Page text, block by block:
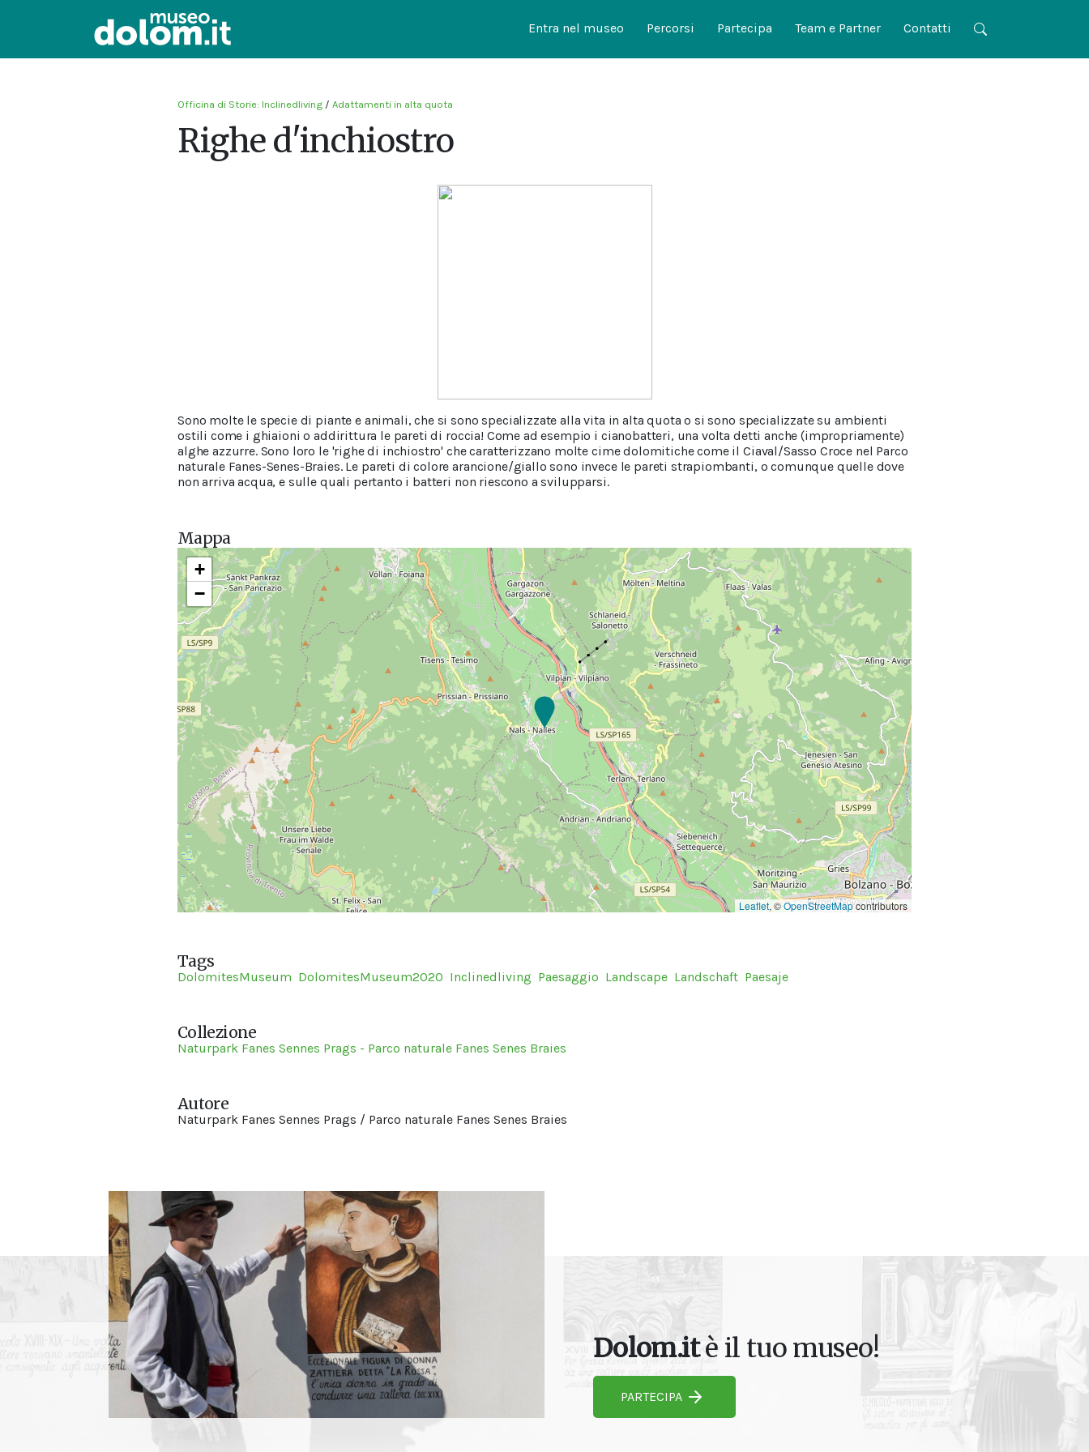
Entra nel museo Percorsi Partecipa Team e Partner Contatti
Officina di Storie: Inclinedliving / Adattamenti in alta quota
Righe d'inchiostro
Sono molte le specie di piante e animali, che si sono specializzate alla vita in alta quota o si sono specializzate su ambienti
ostili come i ghiaioni o addirittura le pareti di roccia! Come ad esempio i cianobatteri, una volta detti anche (impropriamente)
alghe azzurre. Sono loro le 'righe di inchiostro' che caratterizzano molte cime dolomitiche come il Ciaval/Sasso Croce nel Parco
naturale Fanes-Senes-Braies. Le pareti di colore arancione/giallo sono invece le pareti strapiombanti, o comunque quelle dove
non arriva acqua, e sulle quali pertanto i batteri non riescono a svilupparsi.
Mappa
+
−
Leaflet, ©OpenStreetMapcontributors
Tags
DolomitesMuseum DolomitesMuseum2020 Inclinedliving Paesaggio Landscape Landschaft Paesaje
Collezione
Naturpark Fanes Sennes Prags - Parco naturale Fanes Senes Braies
Autore
Naturpark Fanes Sennes Prags / Parco naturale Fanes Senes Braies
Dolom.itè il tuo museo!
PARTECIPA